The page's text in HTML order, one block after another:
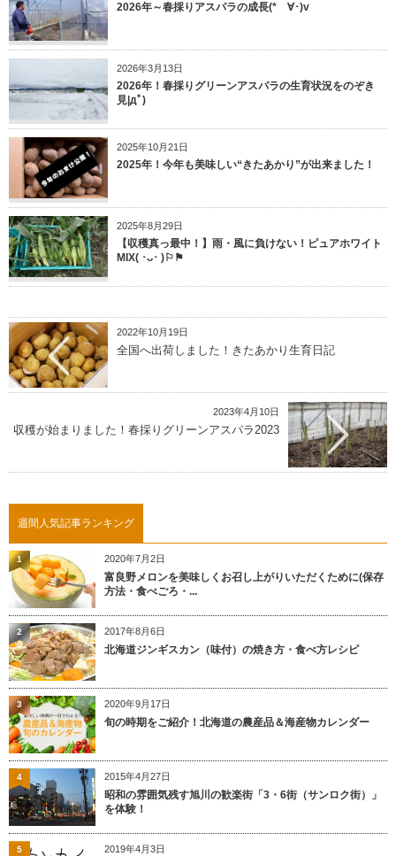
2026年～春採りアスパラの成長(*ゝ∀･)v
2026年3月13日
2026年！春採りグリーンアスパラの生育状況をのぞき
見|дﾟ)
2025年10月21日
2025年！今年も美味しい“きたあかり”が出来ました！
2025年8月29日
【収穫真っ最中！】雨・風に負けない！ピュアホワイト
MIX( ･ᴗ･ )⚐⚑
2022年10月19日
全国へ出荷しました！きたあかり生育日記
2023年4月10日
収穫が始まりました！春採りグリーンアスパラ2023
週間人気記事ランキング
2020年7月2日
富良野メロンを美味しくお召し上がりいただくために(保存
方法・食べごろ・...
1
2017年8月6日
北海道ジンギスカン（味付）の焼き方・食べ方レシピ
2
2020年9月17日
旬の時期をご紹介！北海道の農産品＆海産物カレンダー
3
2015年4月27日
昭和の雰囲気残す旭川の歓楽街「3・6街（サンロク街）」
を体験！
4
2019年4月3日
5